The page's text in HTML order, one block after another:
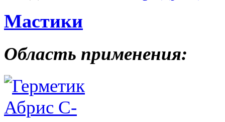
Мастики
Область применения: